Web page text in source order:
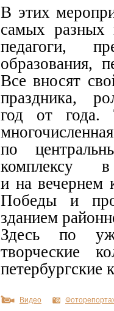
В этих
самых разных
педагоги,
образования,
Все вносят
праздника,
год от
по
комплексу
и на вечернем
Победы и
зданием
Здесь по
творческие
петербургские
Видео